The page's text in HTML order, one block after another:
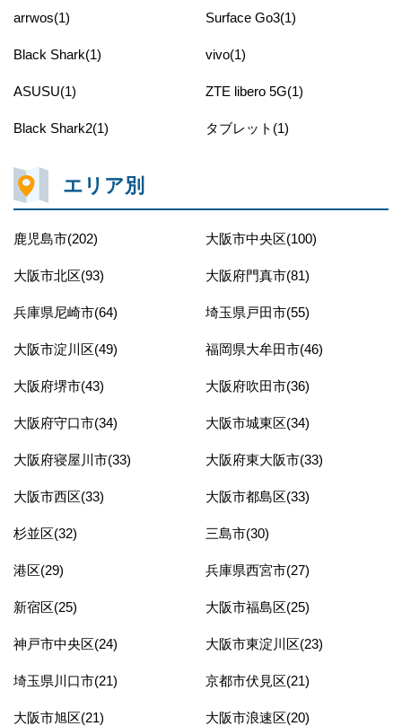
arrwos(1) Surface Go3(1)
Black Shark(1) vivo(1)
ASUSU(1) ZTE libero 5G(1)
Black Shark2(1) タブレット(1)
エリア別
鹿児島市(202) 大阪市中央区(100)
大阪市北区(93) 大阪府門真市(81)
兵庫県尼崎市(64) 埼玉県戸田市(55)
大阪市淀川区(49) 福岡県大牟田市(46)
大阪府堺市(43) 大阪府吹田市(36)
大阪府守口市(34) 大阪市城東区(34)
大阪府寝屋川市(33) 大阪府東大阪市(33)
大阪市西区(33) 大阪市都島区(33)
杉並区(32) 三島市(30)
港区(29) 兵庫県西宮市(27)
新宿区(25) 大阪市福島区(25)
神戸市中央区(24) 大阪市東淀川区(23)
埼玉県川口市(21) 京都市伏見区(21)
大阪市旭区(21) 大阪市浪速区(20)